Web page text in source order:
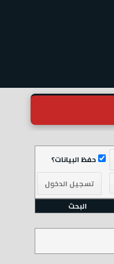
حفظ البيانات؟
البحث